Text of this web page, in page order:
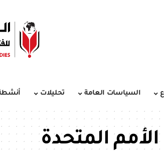
السياسات العامة تحليلات
المتحدة